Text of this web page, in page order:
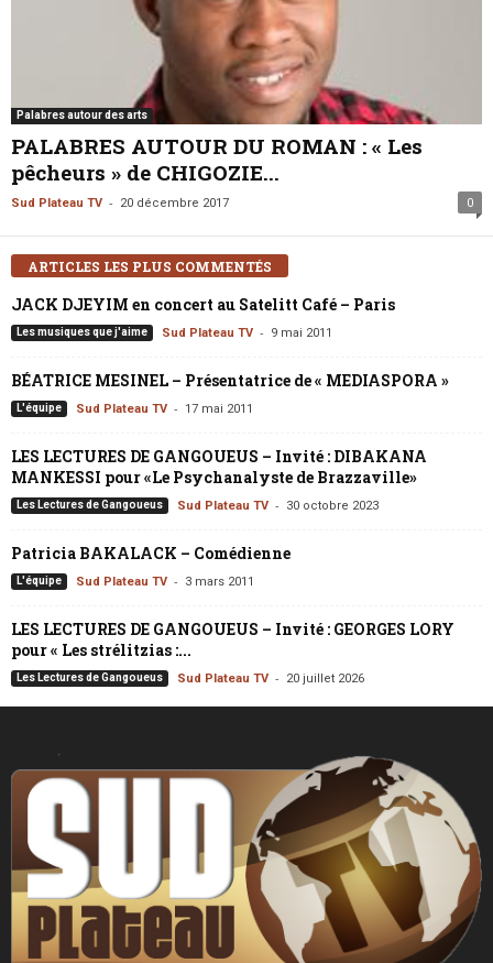
Palabres autour des arts
PALABRES AUTOUR DU ROMAN : « Les
pêcheurs » de CHIGOZIE...
Sud Plateau TV - 20 décembre 2017 0
ARTICLES LES PLUS COMMENTÉS
JACK DJEYIM en concert au Satelitt Café – Paris
Les musiques que j'aime Sud Plateau TV - 9 mai 2011
BÉATRICE MESINEL – Présentatrice de « MEDIASPORA »
L'équipe Sud Plateau TV - 17 mai 2011
LES LECTURES DE GANGOUEUS – Invité : DIBAKANA
MANKESSI pour «Le Psychanalyste de Brazzaville»
Les Lectures de Gangoueus Sud Plateau TV - 30 octobre 2023
Patricia BAKALACK – Comédienne
L'équipe Sud Plateau TV - 3 mars 2011
LES LECTURES DE GANGOUEUS – Invité : GEORGES LORY
pour « Les strélitzias :...
Les Lectures de Gangoueus Sud Plateau TV - 20 juillet 2026